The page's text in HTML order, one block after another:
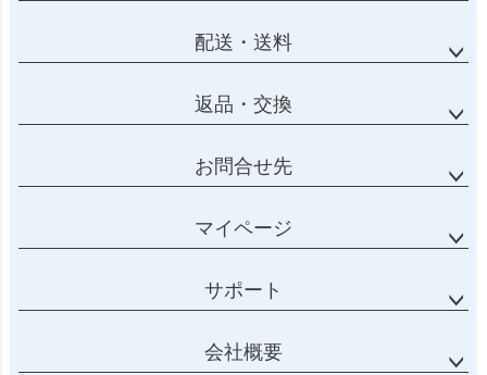
配送・送料
返品・交換
お問合せ先
マイページ
サポート
会社概要